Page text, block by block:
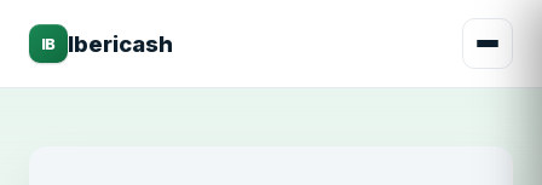
IB Ibericash